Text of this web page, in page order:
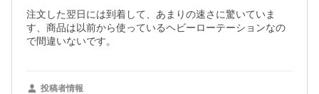
注文した翌日には到着して、あまりの速さに驚いていま
す、商品は以前から使っているヘビーローテーションなの
で間違いないです。
投稿者情報